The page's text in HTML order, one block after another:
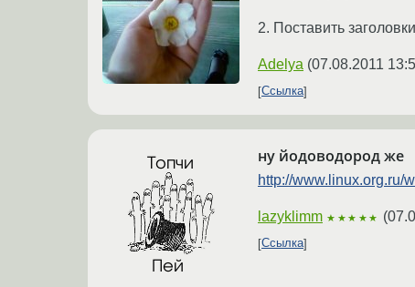
2. Поставить
Adelya (07.08.2011
Ссылка
ну йодоводород же
http://www.linux.org.ru/
lazyklimm ★★★★★ (
Ссылка